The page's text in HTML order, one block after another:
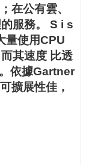
在公有雲、
服務。 S i s
量使用CPU
其速度 比透
依據Gartner
擴展性佳，